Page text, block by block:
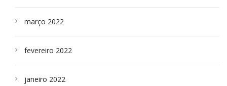
março 2022
fevereiro 2022
janeiro 2022